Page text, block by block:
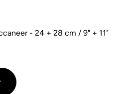
- 24 + 28 cm / 9" + 11"